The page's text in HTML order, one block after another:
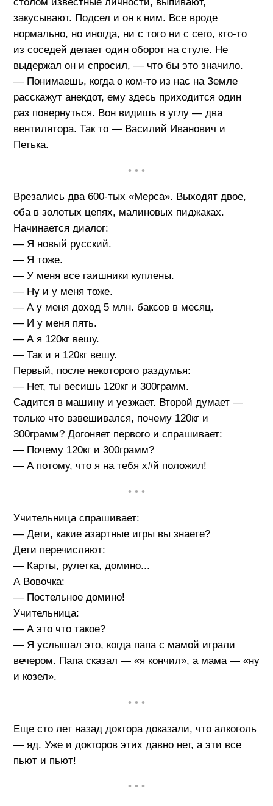
закусывают. Подсел и он к ним. Все вроде
нормально, но иногда, ни с того ни с сего, кто-то
из соседей делает один оборот на стуле. Не
выдержал он и спросил, — что бы это значило.
— Понимаешь, когда о ком-то из нас на Земле
расскажут анекдот, ему здесь приходится один
раз повернуться. Вон видишь в углу — два
вентилятора. Так то — Василий Иванович и
Петька.
• • •
Врезались два 600-тых «Мерса». Выходят двое,
оба в золотых цепях, малиновых пиджаках.
Начинается диалог:
— Я новый русский.
— Я тоже.
— У меня все гаишники куплены.
— Ну и у меня тоже.
— А у меня доход 5 млн. баксов в месяц.
— И у меня пять.
— А я 120кг вешу.
— Так и я 120кг вешу.
Первый, после некоторого раздумья:
— Нет, ты весишь 120кг и 300грамм.
Садится в машину и уезжает. Второй думает —
только что взвешивался, почему 120кг и
300грамм? Догоняет первого и спрашивает:
— Почему 120кг и 300грамм?
— А потому, что я на тебя х#й положил!
• • •
Учительница спрашивает:
— Дети, какие азартные игры вы знаете?
Дети перечисляют:
— Карты, рулетка, домино...
А Вовочка:
— Постельное домино!
Учительница:
— А это что такое?
— Я услышал это, когда папа с мамой играли
вечером. Папа сказал — «я кончил», а мама — «ну
и козел».
• • •
Еще сто лет назад доктора доказали, что алкоголь
— яд. Уже и докторов этих давно нет, а эти все
пьют и пьют!
• • •